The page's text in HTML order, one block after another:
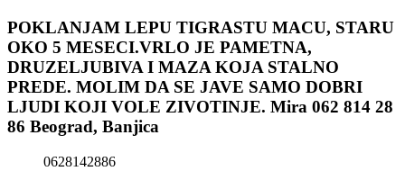
POKLANJAM LEPU TIGRASTU MACU, STARU
OKO 5 MESECI.VRLO JE PAMETNA,
DRUZELJUBIVA I MAZA KOJA STALNO
PREDE. MOLIM DA SE JAVE SAMO DOBRI
LJUDI KOJI VOLE ZIVOTINJE. Mira 062 814 28
86 Beograd, Banjica
0628142886